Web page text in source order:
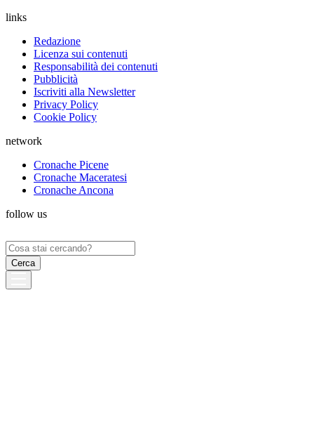
links
Redazione
Licenza sui contenuti
Responsabilità dei contenuti
Pubblicità
Iscriviti alla Newsletter
Privacy Policy
Cookie Policy
network
Cronache Picene
Cronache Maceratesi
Cronache Ancona
follow us
Ricerca
per: